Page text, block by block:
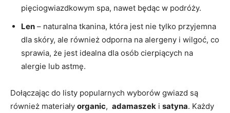
pięciogwiazdkowym spa, ⁤nawet będąc w podróży.
Len –⁣ naturalna tkanina, która⁢ jest nie tylko przyjemna
dla skóry,⁣ ale również odporna na alergeny i wilgoć, co​
sprawia, że jest idealna ⁤dla⁤ osób cierpiących na
alergie‌ lub astmę.
Dołączając ​do listy popularnych wyborów gwiazd są⁢
również materiały organic, ‌ adamaszek i satyna. Każdy‌